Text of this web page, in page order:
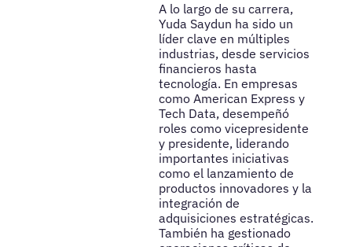
A lo largo de su carrera,
Yuda Saydun ha sido un
líder clave en múltiples
industrias, desde servicios
financieros hasta
tecnología. En empresas
como American Express y
Tech Data, desempeñó
roles como vicepresidente
y presidente, liderando
importantes iniciativas
como el lanzamiento de
productos innovadores y la
integración de
adquisiciones estratégicas.
También ha gestionado